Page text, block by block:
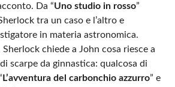
Da “Uno studio in rosso”
tra un caso e l’altro e
in materia astronomica.
chiede a John cosa riesce a
scarpe da ginnastica: qualcosa di
L’avventura del carbonchio azzurro” e